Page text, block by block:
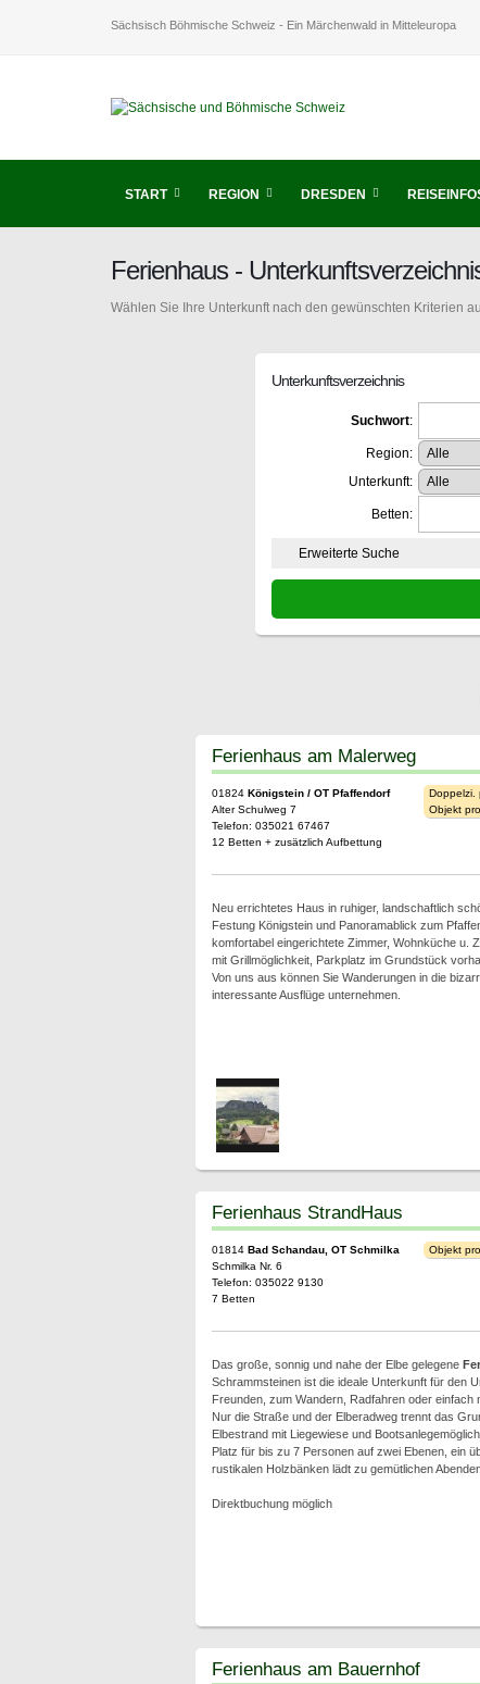
Sächsisch Böhmische Schweiz - Ein Märchenwald in Mitteleuropa
START REGION DRESDEN
Ferienhaus -
Wählen Sie Ihre Unterkunft nach den gewünschten Kriterien
Unterkunftsverzeichnis
Suchwort:
Region:
Unterkunft:
Betten:
Erweiterte Suche
Ferienhaus am Malerweg
01824 Königstein / OT Pfaffendorf
Alter Schulweg 7
Telefon: 035021 67467
12 Betten + zusätzlich Aufbettung
Doppelzi.
Objekt
Neu errichtetes Haus in ruhiger, landschaftlich
Festung Königstein und Panoramablick zum
komfortabel eingerichtete Zimmer, Wohnküche u.
mit Grillmöglichkeit, Parkplatz im Grundstück
Von uns aus können Sie Wanderungen in die
interessante Ausflüge unternehmen.
Ferienhaus StrandHaus
01814 Bad Schandau, OT Schmilka
Schmilka Nr. 6
Telefon: 035022 9130
7 Betten
Objekt
Das große, sonnig und nahe der Elbe gelegene
Schrammsteinen ist die ideale Unterkunft für den
Freunden, zum Wandern, Radfahren oder einfach
Nur die Straße und der Elberadweg trennt das
Elbestrand mit Liegewiese und
Platz für bis zu 7 Personen auf zwei Ebenen, ein
rustikalen Holzbänken lädt zu gemütlichen
Direktbuchung möglich
Ferienhaus am Bauernhof